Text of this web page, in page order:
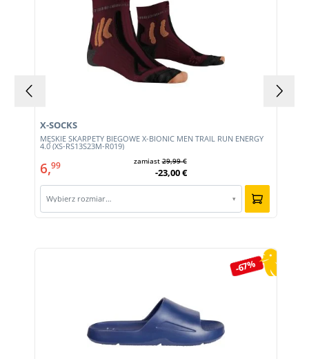
MĘSKIE SKARPETY BIEGOWE X-BIONIC MEN TRAIL RUN ENERGY
4.0 (XS-RS13S23M-R019)
X-SOCKS
6,99 zamiast29,99 €
-23,00 €
Wybierz rozmiar… ▾
-67%